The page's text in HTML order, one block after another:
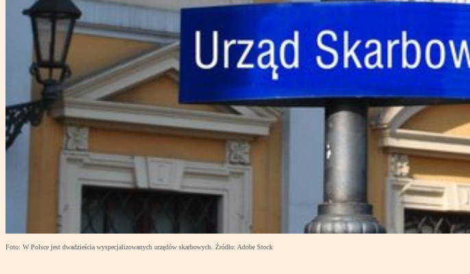
Foto: W Polsce jest dwadzieścia wyspecjalizowanych urzędów skarbowych. Źródło: Adobe Stock